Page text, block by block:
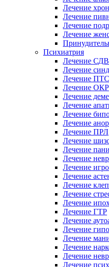
Лечение
Лечение
Лечение
Лечение
Психиатрия
Лечение
Лечение
Лечение
Лечение ОКР
Лечение
Лечение
Лечение
Лечение
Лечение ПРЛ
Лечение
Лечение
Лечение
Лечение
Лечение
Лечение
Лечение
Лечение
Лечение ГТР
Лечение
Лечение
Лечение
Лечение
Лечение
Лечение